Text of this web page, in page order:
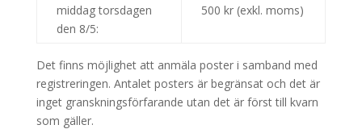
middagtorsdagen
den 8/5:
500 kr (exkl. moms)
Det finns möjlighet att anmäla poster i samband med
registreringen. Antalet posters är begränsat och det är
inget granskningsförfarande utan det är först till kvarn
som gäller.